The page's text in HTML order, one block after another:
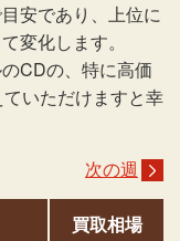
安であり、上位に
変化します。
CDの、特に高価
いただけますと幸
次の週
買取相場